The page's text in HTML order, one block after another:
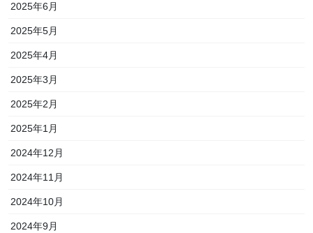
2025年6月
2025年5月
2025年4月
2025年3月
2025年2月
2025年1月
2024年12月
2024年11月
2024年10月
2024年9月